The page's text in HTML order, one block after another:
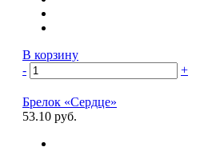
В корзину
-
+
Брелок «Сердце»
53.10 руб.